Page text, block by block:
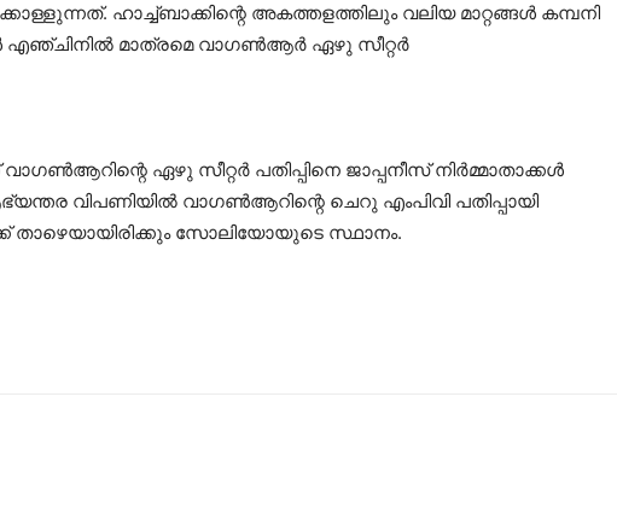
ഹാച്ച്ബാക്കിന്റെ അകത്തളത്തിലും വലിയ മാറ്റങ്ങള്‍ കമ്പനി
എഞ്ചിനില്‍ മാത്രമെ വാഗണ്‍ആര്‍ ഏഴു സീറ്റര്‍
ഏഴു സീറ്റര്‍ പതിപ്പിനെ ജാപ്പനീസ് നിര്‍മ്മാതാക്കള്‍
വിപണിയില്‍ വാഗണ്‍ആറിന്റെ ചെറു എംപിവി പതിപ്പായി
താഴെയായിരിക്കും സോലിയോയുടെ സ്ഥാനം.